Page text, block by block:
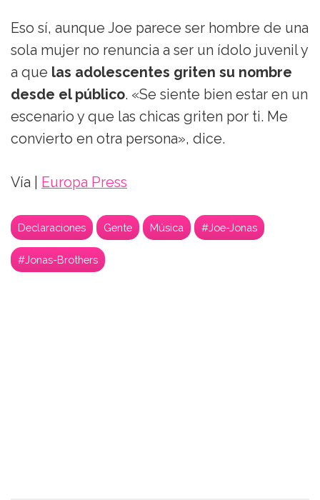
Eso sí, aunque Joe parece ser hombre de una
sola mujer no renuncia a ser un ídolo juvenil y
a que las adolescentes griten su nombre
desde el público. «Se siente bien estar en un
escenario y que las chicas griten por ti. Me
convierto en otra persona», dice.
Vía | Europa Press
Declaraciones Gente Música #Joe-Jonas
#Jonas-Brothers